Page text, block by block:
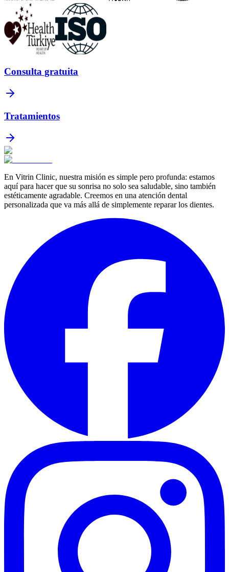
Consulta gratuita
Tratamientos
En Vitrin Clinic, nuestra misión es simple pero profunda: estamos
aquí para hacer que su sonrisa no solo sea saludable, sino también
estéticamente agradable. Creemos en una atención dental
personalizada que va más allá de simplemente reparar los dientes.